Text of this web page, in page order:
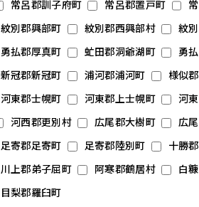
常呂郡訓子府町 常呂郡置戸町
紋別郡興部町 紋別郡西興部村 紋
勇払郡厚真町 虻田郡洞爺湖町 勇
新冠郡新冠町 浦河郡浦河町 様似
河東郡士幌町 河東郡上士幌町 河
河西郡更別村 広尾郡大樹町 広
足寄郡足寄町 足寄郡陸別町 十勝
川上郡弟子屈町 阿寒郡鶴居村 白
目梨郡羅臼町